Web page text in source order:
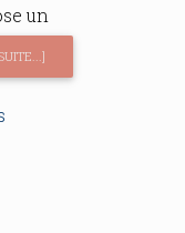
un